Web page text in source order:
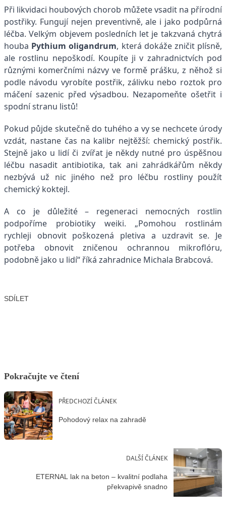
Při likvidaci houbových chorob můžete vsadit na přírodní
postřiky. Fungují nejen preventivně, ale i jako podpůrná
léčba. Velkým objevem posledních let je takzvaná chytrá
houba Pythium oligandrum, která dokáže zničit plísně,
ale rostlinu nepoškodí. Koupíte ji v zahradnictvích pod
různými komerčními názvy ve formě prášku, z něhož si
podle návodu vyrobíte postřik, zálivku nebo roztok pro
máčení sazenic před výsadbou. Nezapomeňte ošetřit i
spodní stranu listů!
Pokud půjde skutečně do tuhého a vy se nechcete úrody
vzdát, nastane čas na kalibr nejtěžší: chemický postřik.
Stejně jako u lidí či zvířat je někdy nutné pro úspěšnou
léčbu nasadit antibiotika, tak ani zahrádkářům někdy
nezbývá už nic jiného než pro léčbu rostliny použít
chemický koktejl.
A co je důležité – regeneraci nemocných rostlin
podpoříme probiotiky weiki. „Pomohou rostlinám
rychleji obnovit poškozená pletiva a uzdravit se. Je
potřeba obnovit zničenou ochrannou mikroflóru,
podobně jako u lidí“ říká zahradnice Michala Brabcová.
SDÍLET
Pokračujte ve čtení
PŘEDCHOZÍ ČLÁNEK
Pohodový relax na zahradě
DALŠÍ ČLÁNEK
ETERNAL lak na beton – kvalitní podlaha
překvapivě snadno